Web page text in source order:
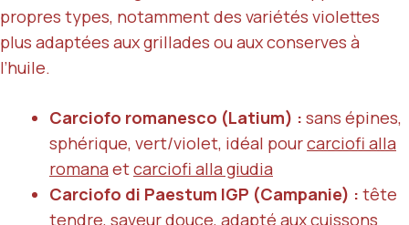
propres types, notamment des variétés violettes
plus adaptées aux grillades ou aux conserves à
l’huile.
Carciofo romanesco (Latium) : sans épines,
sphérique, vert/violet, idéal pourcarciofi alla
romana etcarciofi alla giudia
Carciofo di Paestum IGP (Campanie) : tête
tendre, saveur douce, adapté aux cuissons